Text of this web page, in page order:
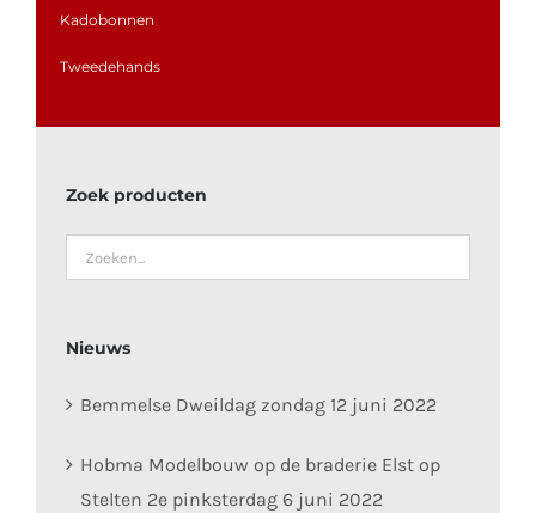
Kadobonnen
Tweedehands
Zoek producten
Nieuws
Bemmelse Dweildag zondag 12 juni 2022
Hobma Modelbouw op de braderie Elst op
Stelten 2e pinksterdag 6 juni 2022